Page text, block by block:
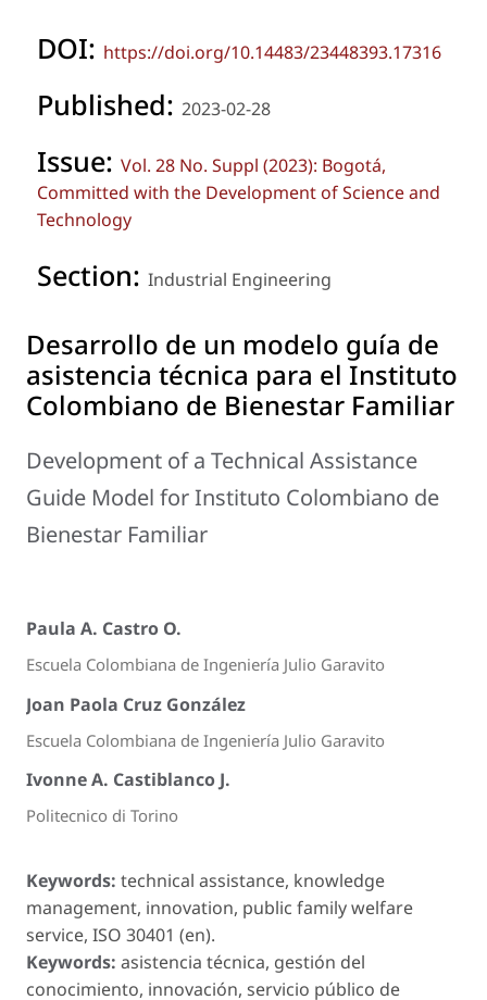
DOI: https://doi.org/10.14483/23448393.17316
Published: 2023-02-28
Issue: Vol. 28 No. Suppl (2023): Bogotá,
Committed with the Development of Science and
Technology
Section: Industrial Engineering
Desarrollo de un modelo guía de
asistencia técnica para el Instituto
Colombiano de Bienestar Familiar
Development of a Technical Assistance
Guide Model for Instituto Colombiano de
Bienestar Familiar
Paula A. Castro O.
Escuela Colombiana de Ingeniería Julio Garavito
Joan Paola Cruz González
Escuela Colombiana de Ingeniería Julio Garavito
Ivonne A. Castiblanco J.
Politecnico di Torino
Keywords: technical assistance, knowledge
management, innovation, public family welfare
service, ISO 30401 (en).
Keywords: asistencia técnica, gestión del
conocimiento, innovación, servicio público de